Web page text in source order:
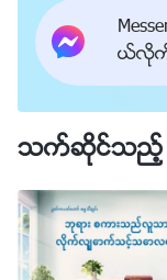
ယ္လိုက္
သက္ဆိုင္သည့္ အ